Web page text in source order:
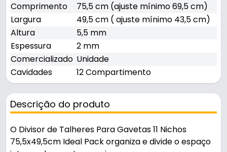
Comprimento
75,5 cm (ajuste mínimo 69,5 cm)
Largura
49,5 cm ( ajuste mínimo 43,5 cm)
Altura
5,5 mm
Espessura
2 mm
Comercializado Unidade
Cavidades
12 Compartimento
Descrição do produto
O Divisor de Talheres Para Gavetas 11 Nichos
75,5x49,5cm Ideal Pack organiza e divide o espaço